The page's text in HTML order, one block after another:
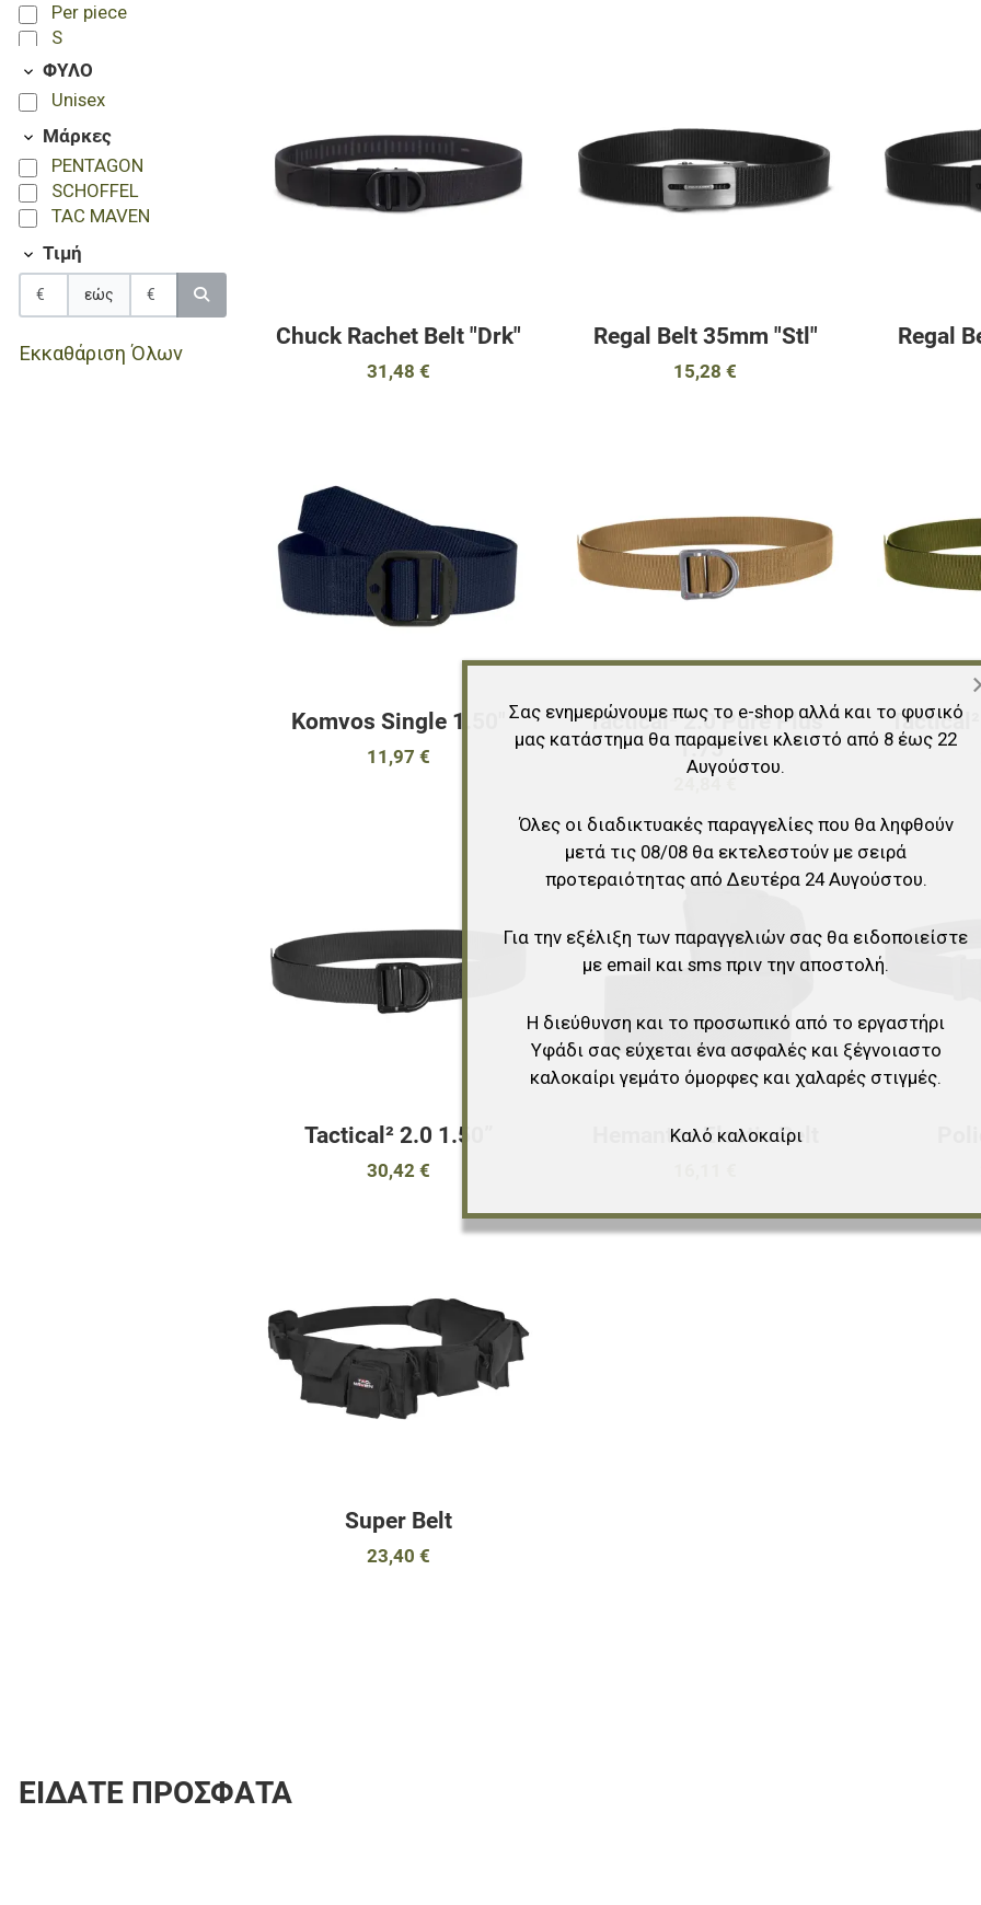
Per piece
S
S-L
XL-3XL
XS
ΦΥΛΟ
Unisex
Μάρκες
PENTAGON
SCHOFFEL
TAC MAVEN
Τιμή
εώς
Εκκαθάριση Όλων
Γρήγορη ματιά
Chuck Rachet Belt "Drk"
31,48 €
Γρήγορη ματιά
Regal Belt 35mm "Stl"
15,28 €
Regal
Γρήγορη ματιά
Komvos Single 1.50"
11,97 €
Γρήγορη ματιά
Tactical² 2.0 Pure Plus
1.75”
Προσθήκη στα αγαπημένα
Γρήγορη ματιά
Tactical² 2.0 1.50”
30,42 €
Προσθήκη στα
Γρήγορη ματιά
Hemantas Elastic Belt
Super Belt
23,40 €
ΕΊΔΑΤΕ ΠΡΌΣΦΑΤΑ
Σας ενημερώνουμε πως το e-shop αλλά και το φυσικό
μας κατάστημα θα παραμείνει κλειστό από 8 έως 22
Αυγούστου.
Όλες οι διαδικτυακές παραγγελίες που θα ληφθούν
μετά τις 08/08 θα εκτελεστούν με σειρά
προτεραιότητας από Δευτέρα 24 Αυγούστου.
Για την εξέλιξη των παραγγελιών σας θα ειδοποιείστε
με email και sms πριν την αποστολή.
Η διεύθυνση και το προσωπικό από το εργαστήρι
Υφάδι σας εύχεται ένα ασφαλές και ξέγνοιαστο
καλοκαίρι γεμάτο όμορφες και χαλαρές στιγμές.
Καλό καλοκαίρι